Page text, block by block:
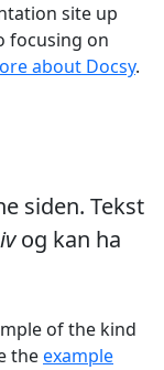
site up
focusing on
about Docsy.
siden. Tekst
og kan ha
of the kind
theexample